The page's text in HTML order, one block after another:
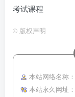
考试课程
© 版权声明
本站网络名称：
本站永久网址：